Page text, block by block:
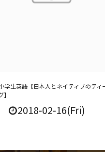
学生英語【日本人とネイティブのティ
2018-02-16(Fri)